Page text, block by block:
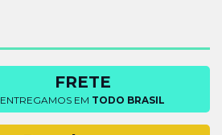
FRETE
ENTREGAMOS EM TODO BRASIL